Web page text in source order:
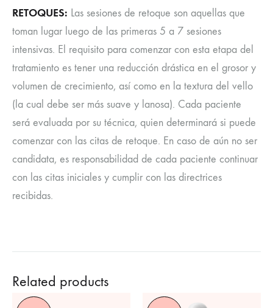
RETOQUES: Las sesiones de retoque son aquellas que
toman lugar luego de las primeras 5 a 7 sesiones
intensivas. El requisito para comenzar con esta etapa del
tratamiento es tener una reducción drástica en el grosor y
volumen de crecimiento, así como en la textura del vello
(la cual debe ser más suave y lanosa). Cada paciente
será evaluada por su técnica, quien determinará si puede
comenzar con las citas de retoque. En caso de aún no ser
candidata, es responsabilidad de cada paciente continuar
con las citas iniciales y cumplir con las directrices
recibidas.
Related products